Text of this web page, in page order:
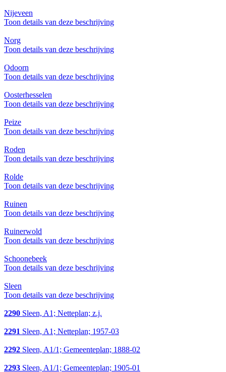
Nijeveen
Toon details van deze beschrijving
Norg
Toon details van deze beschrijving
Odoorn
Toon details van deze beschrijving
Oosterhesselen
Toon details van deze beschrijving
Peize
Toon details van deze beschrijving
Roden
Toon details van deze beschrijving
Rolde
Toon details van deze beschrijving
Ruinen
Toon details van deze beschrijving
Ruinerwold
Toon details van deze beschrijving
Schoonebeek
Toon details van deze beschrijving
Sleen
Toon details van deze beschrijving
2290 Sleen, A1; Netteplan; z.j.
2291 Sleen, A1; Netteplan; 1957-03
2292 Sleen, A1/1; Gemeenteplan; 1888-02
2293 Sleen, A1/1; Gemeenteplan; 1905-01